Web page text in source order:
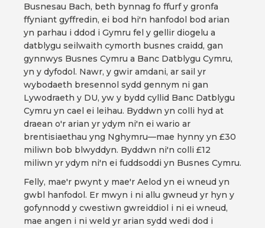
Busnesau Bach, beth bynnag fo ffurf y gronfa
ffyniant gyffredin, ei bod hi'n hanfodol bod arian
yn parhau i ddod i Gymru fel y gellir diogelu a
datblygu seilwaith cymorth busnes craidd, gan
gynnwys Busnes Cymru a Banc Datblygu Cymru,
yn y dyfodol. Nawr, y gwir amdani, ar sail yr
wybodaeth bresennol sydd gennym ni gan
Lywodraeth y DU, yw y bydd cyllid Banc Datblygu
Cymru yn cael ei leihau. Byddwn yn colli hyd at
draean o'r arian yr ydym ni'n ei wario ar
brentisiaethau yng Nghymru—mae hynny yn £30
miliwn bob blwyddyn. Byddwn ni'n colli £12
miliwn yr ydym ni'n ei fuddsoddi yn Busnes Cymru.
Felly, mae'r pwynt y mae'r Aelod yn ei wneud yn
gwbl hanfodol. Er mwyn i ni allu gwneud yr hyn y
gofynnodd y cwestiwn gwreiddiol i ni ei wneud,
mae angen i ni weld yr arian sydd wedi dod i